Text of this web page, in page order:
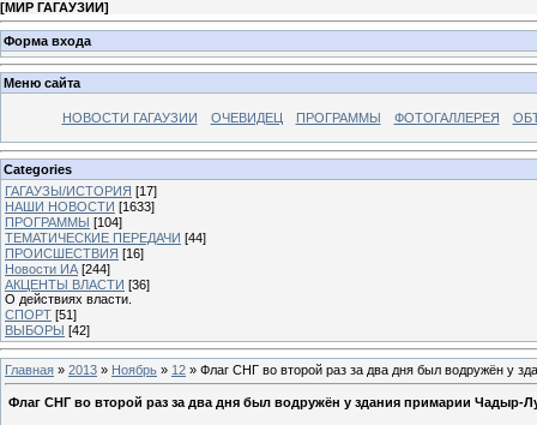
[МИР ГАГАУЗИИ]
Форма входа
Меню сайта
НОВОСТИ ГАГАУЗИИ ОЧЕВИДЕЦ ПРОГРАММЫ ФОТОГАЛЛЕРЕЯ
Categories
ГАГАУЗЫ/ИСТОРИЯ [17]
НАШИ НОВОСТИ [1633]
ПРОГРАММЫ [104]
ТЕМАТИЧЕСКИЕ ПЕРЕДАЧИ [44]
ПРОИСШЕСТВИЯ [16]
Новости ИА [244]
АКЦЕНТЫ ВЛАСТИ [36]
О действиях власти.
СПОРТ [51]
ВЫБОРЫ [42]
Главная » 2013 » Ноябрь » 12 » Флаг СНГ во второй раз за два дня был водружён у
Флаг СНГ во второй раз за два дня был водружён у здания примарии Чадыр-